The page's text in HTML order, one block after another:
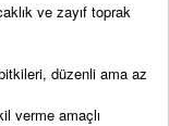
ve zayıf toprak
düzenli ama az
verme amaçlı